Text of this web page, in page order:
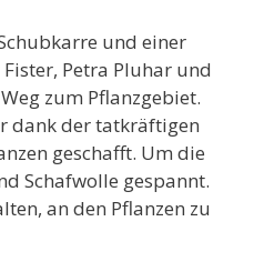
und einer
Petra Pluhar und
zum Pflanzgebiet.
dank der tatkräftigen
geschafft. Um die
Schafwolle gespannt.
an den Pflanzen zu